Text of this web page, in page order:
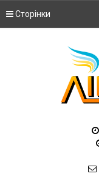
Сторінки